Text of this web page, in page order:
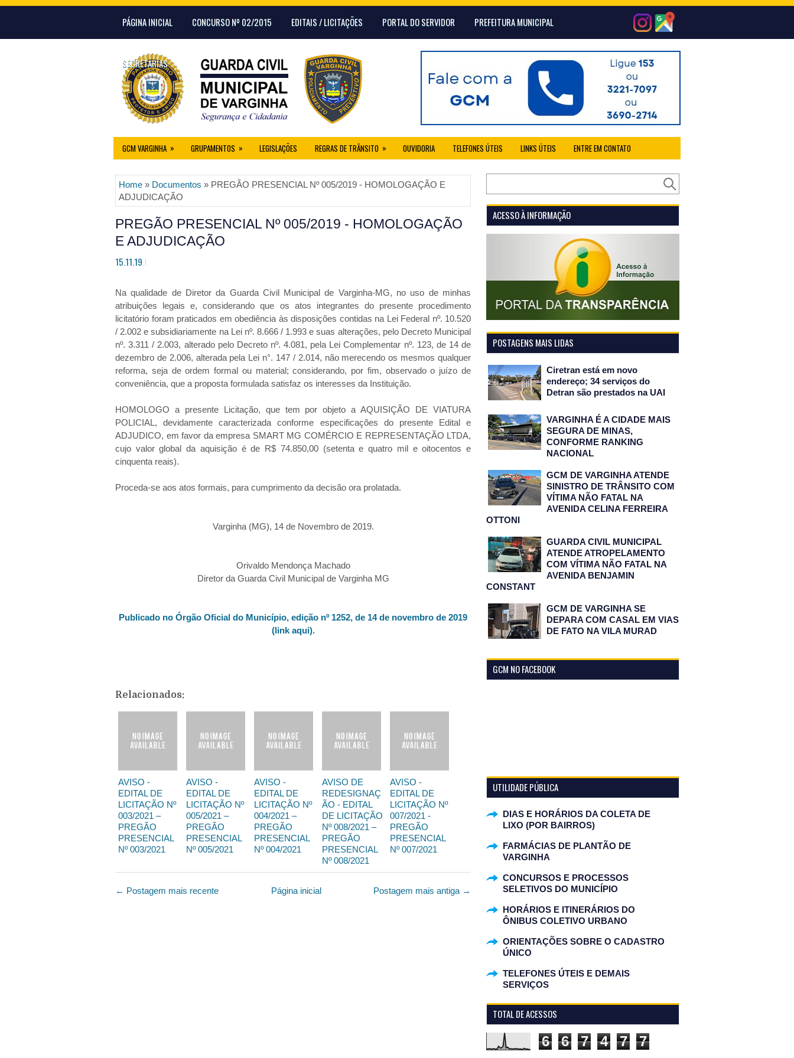
PÁGINA INICIAL CONCURSO Nº 02/2015 EDITAIS / LICITAÇÕES PORTAL DO SERVIDOR PREFEITURA MUNICIPAL
SECRETARIAS
GCM VARGINHA » GRUPAMENTOS » LEGISLAÇÕES REGRAS DE TRÂNSITO » OUVIDORIA TELEFONES ÚTEIS LINKS ÚTEIS ENTRE EM CONTATO
Home » Documentos » PREGÃO PRESENCIAL Nº 005/2019 - HOMOLOGAÇÃO E
ADJUDICAÇÃO
PREGÃO PRESENCIAL Nº 005/2019 - HOMOLOGAÇÃO
E ADJUDICAÇÃO
15.11.19
Na qualidade de Diretor da Guarda Civil Municipal de Varginha-MG, no uso de minhas
atribuições legais e, considerando que os atos integrantes do presente procedimento
licitatório foram praticados em obediência às disposições contidas na Lei Federal nº. 10.520
/ 2.002 e subsidiariamente na Lei nº. 8.666 / 1.993 e suas alterações, pelo Decreto Municipal
nº. 3.311 / 2.003, alterado pelo Decreto nº. 4.081, pela Lei Complementar nº. 123, de 14 de
dezembro de 2.006, alterada pela Lei n°. 147 / 2.014, não merecendo os mesmos qualquer
reforma, seja de ordem formal ou material; considerando, por fim, observado o juízo de
conveniência, que a proposta formulada satisfaz os interesses da Instituição.
HOMOLOGO a presente Licitação, que tem por objeto a AQUISIÇÃO DE VIATURA
POLICIAL, devidamente caracterizada conforme especificações do presente Edital e
ADJUDICO, em favor da empresa SMART MG COMÉRCIO E REPRESENTAÇÃO LTDA,
cujo valor global da aquisição é de R$ 74.850,00 (setenta e quatro mil e oitocentos e
cinquenta reais).
Proceda-se aos atos formais, para cumprimento da decisão ora prolatada.
Varginha (MG), 14 de Novembro de 2019.
Orivaldo Mendonça Machado
Diretor da Guarda Civil Municipal de Varginha MG
Publicado no Órgão Oficial do Município, edição nº 1252, de 14 de novembro de 2019
(link aqui).
Relacionados:
AVISO -
EDITAL DE
LICITAÇÃO Nº
003/2021 –
PREGÃO
PRESENCIAL
Nº 003/2021
AVISO -
EDITAL DE
LICITAÇÃO Nº
005/2021 –
PREGÃO
PRESENCIAL
Nº 005/2021
AVISO -
EDITAL DE
LICITAÇÃO Nº
004/2021 –
PREGÃO
PRESENCIAL
Nº 004/2021
AVISO DE
REDESIGNAÇ
ÃO - EDITAL
DE LICITAÇÃO
Nº 008/2021 –
PREGÃO
PRESENCIAL
Nº 008/2021
AVISO -
EDITAL DE
LICITAÇÃO Nº
007/2021 -
PREGÃO
PRESENCIAL
Nº 007/2021
← Postagem mais recente Postagem mais antiga →
Página inicial
ACESSO À INFORMAÇÃO
POSTAGENS MAIS LIDAS
Ciretran está em novo
endereço; 34 serviços do
Detran são prestados na UAI
VARGINHA É A CIDADE MAIS
SEGURA DE MINAS,
CONFORME RANKING
NACIONAL
GCM DE VARGINHA ATENDE
SINISTRO DE TRÂNSITO COM
VÍTIMA NÃO FATAL NA
AVENIDA CELINA FERREIRA
OTTONI
GUARDA CIVIL MUNICIPAL
ATENDE ATROPELAMENTO
COM VÍTIMA NÃO FATAL NA
AVENIDA BENJAMIN
CONSTANT
GCM DE VARGINHA SE
DEPARA COM CASAL EM VIAS
DE FATO NA VILA MURAD
GCM NO FACEBOOK
UTILIDADE PÚBLICA
DIAS E HORÁRIOS DA COLETA DE
LIXO (POR BAIRROS)
FARMÁCIAS DE PLANTÃO DE
VARGINHA
CONCURSOS E PROCESSOS
SELETIVOS DO MUNICÍPIO
HORÁRIOS E ITINERÁRIOS DO
ÔNIBUS COLETIVO URBANO
ORIENTAÇÕES SOBRE O CADASTRO
ÚNICO
TELEFONES ÚTEIS E DEMAIS
SERVIÇOS
TOTAL DE ACESSOS
6 6 7 4 7 7